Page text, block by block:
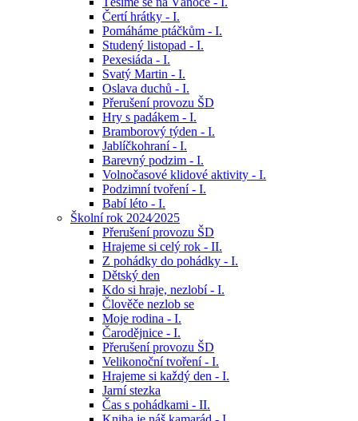
Čertí hrátky - I.
Pomáháme ptáčkům - I.
Studený listopad - I.
Pexesiáda - I.
Svatý Martin - I.
Oslava duchů - I.
Přerušení provozu ŠD
Hry s padákem - I.
Bramborový týden - I.
Jablíčkohraní - I.
Barevný podzim - I.
Volnočasové klidové aktivity - I.
Podzimní tvoření - I.
Babí léto - I.
Školní rok 2024⁄2025
Přerušení provozu ŠD
Hrajeme si celý rok - II.
Z pohádky do pohádky - I.
Dětský den
Kdo si hraje, nezlobí - I.
Člověče nezlob se
Moje rodina - I.
Čarodějnice - I.
Přerušení provozu ŠD
Velikonoční tvoření - I.
Hrajeme si každý den - I.
Jarní stezka
Čas s pohádkami - II.